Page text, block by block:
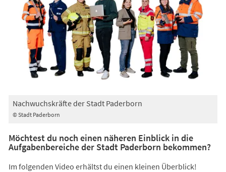
© Stadt Paderborn
Nachwuchskräfte der Stadt Paderborn
Möchtest du noch einen näheren Einblick in die
Aufgabenbereiche der Stadt Paderborn bekommen?
Im folgenden Video erhältst du einen kleinen Überblick!